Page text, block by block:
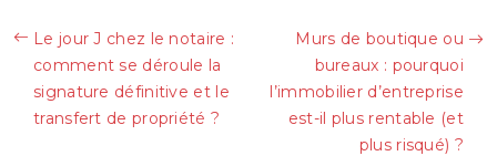
Le jour J chez le notaire :
comment se déroule la
signature définitive et le
transfert de propriété ?
Murs de boutique ou
bureaux : pourquoi
l’immobilier d’entreprise
est-il plus rentable (et
plus risqué) ?